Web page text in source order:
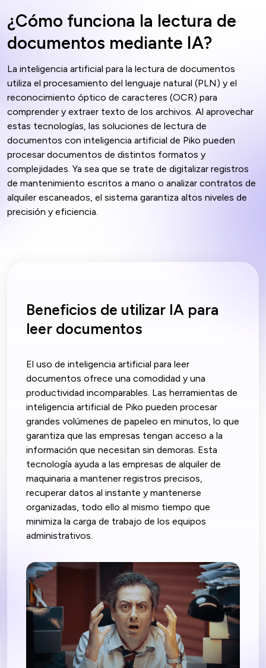
¿Cómo funciona la lectura de
documentos mediante IA?
La inteligencia artificial para la lectura de documentos
utiliza el procesamiento del lenguaje natural (PLN) y el
reconocimiento óptico de caracteres (OCR) para
comprender y extraer texto de los archivos. Al aprovechar
estas tecnologías, las soluciones de lectura de
documentos con inteligencia artificial de Piko pueden
procesar documentos de distintos formatos y
complejidades. Ya sea que se trate de digitalizar registros
de mantenimiento escritos a mano o analizar contratos de
alquiler escaneados, el sistema garantiza altos niveles de
precisión y eficiencia.
Beneficios de utilizar IA para
leer documentos
El uso de inteligencia artificial para leer
documentos ofrece una comodidad y una
productividad incomparables. Las herramientas de
inteligencia artificial de Piko pueden procesar
grandes volúmenes de papeleo en minutos, lo que
garantiza que las empresas tengan acceso a la
información que necesitan sin demoras. Esta
tecnología ayuda a las empresas de alquiler de
maquinaria a mantener registros precisos,
recuperar datos al instante y mantenerse
organizadas, todo ello al mismo tiempo que
minimiza la carga de trabajo de los equipos
administrativos.